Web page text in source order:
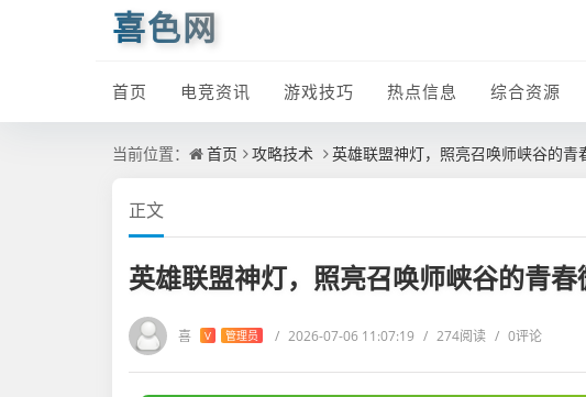
喜色网
首页 电竞资讯 游戏技巧 热点信息 综合资源
当前位置： 首页 攻略技术 英雄联盟神灯，照亮召唤师峡谷的青
正文
英雄联盟神灯，照亮召唤师峡谷的青春
喜 V 管理员 / 2026-07-06 11:07:19 / 274阅读 / 0评论